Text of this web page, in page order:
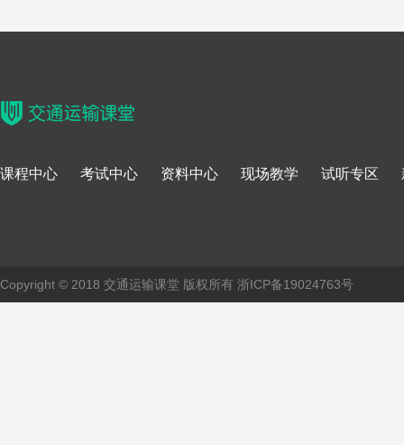
课程中心 考试中心 资料中心 现场教学 试听专区
Copyright © 2018 交通运输课堂 版权所有 浙ICP备19024763号